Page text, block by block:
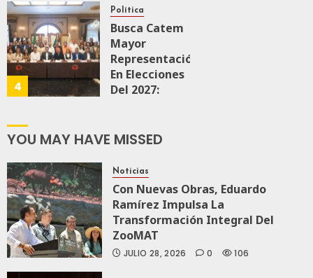
Haces
JULIO 24, 2026
0
4
Política
Busca Catem
Mayor
Representación
En Elecciones
Del 2027:
0
138
YOU MAY HAVE MISSED
Noticias
Con Nuevas Obras, Eduardo
Ramírez Impulsa La
Transformación Integral Del
ZooMAT
JULIO 28, 2026 0 106